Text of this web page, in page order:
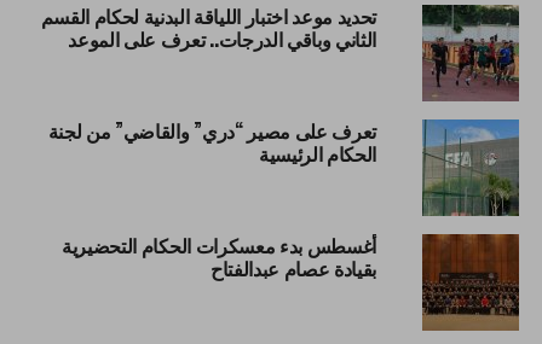
تحديد موعد اختبار اللياقة البدنية لحكام القسم
الثاني وباقي الدرجات.. تعرف على الموعد
تعرف على مصير “دري” والقاضي” من لجنة
الحكام الرئيسية
أغسطس بدء معسكرات الحكام التحضيرية
بقيادة عصام عبدالفتاح